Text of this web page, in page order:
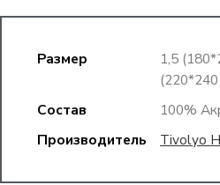
Размер
1,5
(220*240
Состав
100%
Производитель
Tivolyo